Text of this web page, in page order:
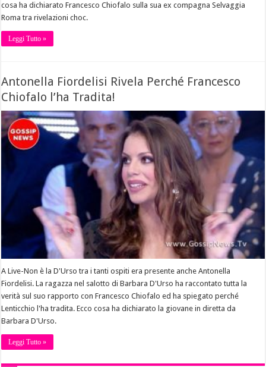
cosa ha dichiarato Francesco Chiofalo sulla sua ex compagna Selvaggia
Roma tra rivelazioni choc.
Leggi Tutto »
Antonella Fiordelisi Rivela Perché Francesco
Chiofalo l’ha Tradita!
A Live-Non è la D'Urso tra i tanti ospiti era presente anche Antonella
Fiordelisi. La ragazza nel salotto di Barbara D'Urso ha raccontato tutta la
verità sul suo rapporto con Francesco Chiofalo ed ha spiegato perché
Lenticchio l'ha tradita. Ecco cosa ha dichiarato la giovane in diretta da
Barbara D'Urso.
Leggi Tutto »